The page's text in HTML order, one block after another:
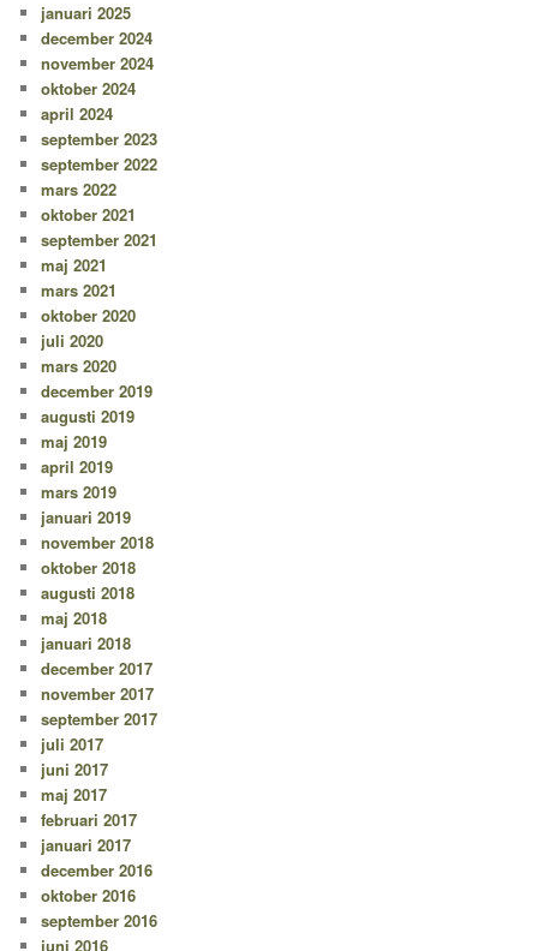
januari 2025
december 2024
november 2024
oktober 2024
april 2024
september 2023
september 2022
mars 2022
oktober 2021
september 2021
maj 2021
mars 2021
oktober 2020
juli 2020
mars 2020
december 2019
augusti 2019
maj 2019
april 2019
mars 2019
januari 2019
november 2018
oktober 2018
augusti 2018
maj 2018
januari 2018
december 2017
november 2017
september 2017
juli 2017
juni 2017
maj 2017
februari 2017
januari 2017
december 2016
oktober 2016
september 2016
juni 2016